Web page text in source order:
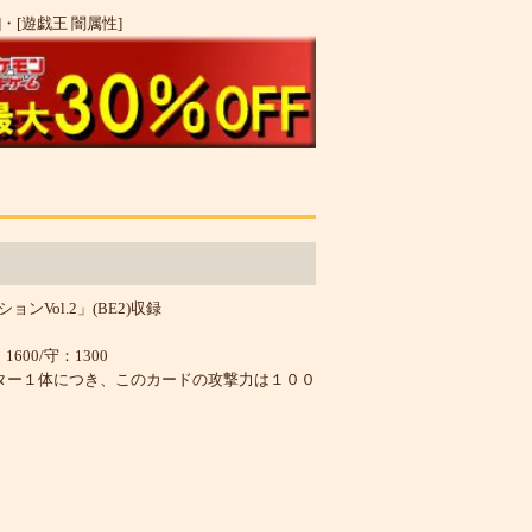
・ [遊戯王 闇属性]
ョンVol.2」(BE2)収録
守：1300
１体につき、このカードの攻撃力は１００